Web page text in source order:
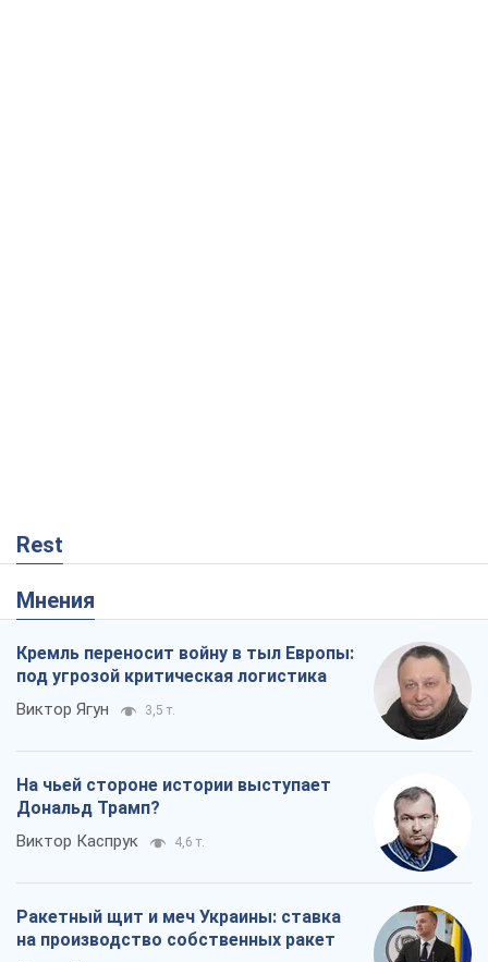
Rest
Мнения
Кремль переносит войну в тыл Европы:
под угрозой критическая логистика
Виктор Ягун 3,5 т.
На чьей стороне истории выступает
Дональд Трамп?
Виктор Каспрук 4,6 т.
Ракетный щит и меч Украины: ставка
на производство собственных ракет